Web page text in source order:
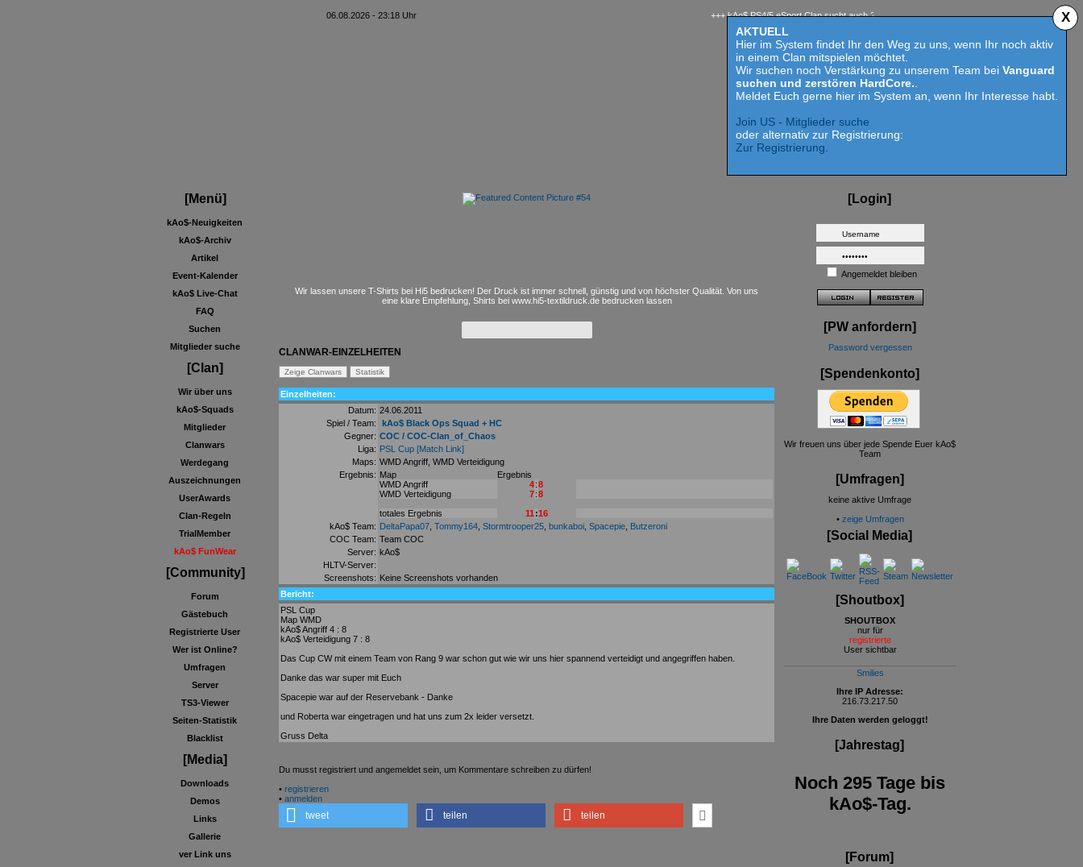
AKTUELL
Hier im System findet Ihr den Weg zu uns, wenn Ihr noch aktiv
in einem Clan mitspielen möchtet.
Wir suchen noch Verstärkung zu unserem Team bei Vanguard
suchen und zerstören HardCore.
Meldet Euch gerne hier im System an, wenn Ihr Interesse habt.
Join US - Mitglieder suche
oder alternativ zur Registrierung:
Zur Registrierung.
X
06.08.2026 - 23:18 Uhr +++ kAo$ PS4/5 eSport Clan sucht auch 2023 Competition aktive Mitspieler für Call of Duty MW 2 -
[Menü]
kAo$-Neuigkeiten
kAo$-Archiv
Artikel
Event-Kalender
kAo$ Live-Chat
FAQ
Suchen
Mitglieder suche
[Clan]
Wir über uns
kAo$-Squads
Mitglieder
Clanwars
Werdegang
Auszeichnungen
UserAwards
Clan-Regeln
TrialMember
kAo$ FunWear
[Community]
Forum
Gästebuch
Registrierte User
Wer ist Online?
Umfragen
Server
TS3-Viewer
Seiten-Statistik
Blacklist
[Media]
Downloads
Demos
Links
Gallerie
ver Link uns
Wir lassen unsere T-Shirts bei Hi5 bedrucken! Der Druck ist immer schnell, günstig und von höchster Qualität. Von uns
eine klare Empfehlung, Shirts bei www.hi5-textildruck.de bedrucken lassen
CLANWAR-EINZELHEITEN
Einzelheiten:
Datum: 24.06.2011
Spiel / Team:
kAo$ Black Ops Squad + HC
Gegner: COC / COC-Clan_of_Chaos
Liga: PSL Cup [Match Link]
Maps: WMD Angriff, WMD Verteidigung
Ergebnis: Map
Ergebnis
WMD Angriff
4:8
WMD Verteidigung
7:8
totales Ergebnis
11 :16
kAo$ Team: DeltaPapa07 Tommy164 Stormtrooper25 bunkaboi Spacepie Butzeroni
COC Team: Team COC
Server: kAo$
HLTV-Server:
Screenshots: Keine Screenshots vorhanden
Bericht:
PSL Cup
Map WMD
kAo$ Angriff 4 : 8
kAo$ Verteidigung 7 : 8
Das Cup CW mit einem Team von Rang 9 war schon gut wie wir uns hier spannend verteidigt und angegriffen haben.
Danke das war super mit Euch
Spacepie war auf der Reservebank - Danke
und Roberta war eingetragen und hat uns zum 2x leider versetzt.
Gruss Delta
Du musst registriert und angemeldet sein, um Kommentare schreiben zu dürfen!
• registrieren
• anmelden
tweet teilen teilen
[Login]
Angemeldet bleiben
[PW anfordern]
Password vergessen
[Spendenkonto]
Wir freuen uns über jede Spende Euer kAo$
Team
[Umfragen]
keine aktive Umfrage
• zeige Umfragen
[Social Media]
[Shoutbox]
SHOUTBOX
nur für
registrierte
User sichtbar
Smilies
Ihre IP Adresse:
216.73.217.50
Ihre Daten werden geloggt!
[Jahrestag]
Noch 295 Tage bis
kAo$-Tag.
[Forum]